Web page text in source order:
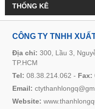
THỐNG KÊ
CÔNG TY TNHH
Địa chỉ: 300, Lầu 3,
TP.HCM
Tel: 08.38.214.062 - Fax:
Email:
Website: